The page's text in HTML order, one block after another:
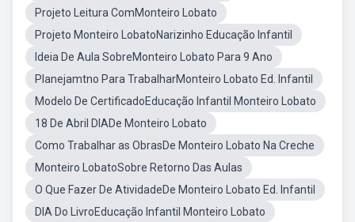
Projeto Leitura ComMonteiro Lobato
Projeto Monteiro LobatoNarizinho Educação Infantil
Ideia De Aula SobreMonteiro Lobato Para 9 Ano
Planejamtno Para TrabalharMonteiro Lobato Ed. Infantil
Modelo De CertificadoEducação Infantil Monteiro Lobato
18 De Abril DIADe Monteiro Lobato
Como Trabalhar as ObrasDe Monteiro Lobato Na Creche
Monteiro LobatoSobre Retorno Das Aulas
O Que Fazer De AtividadeDe Monteiro Lobato Ed. Infantil
DIA Do LivroEducação Infantil Monteiro Lobato